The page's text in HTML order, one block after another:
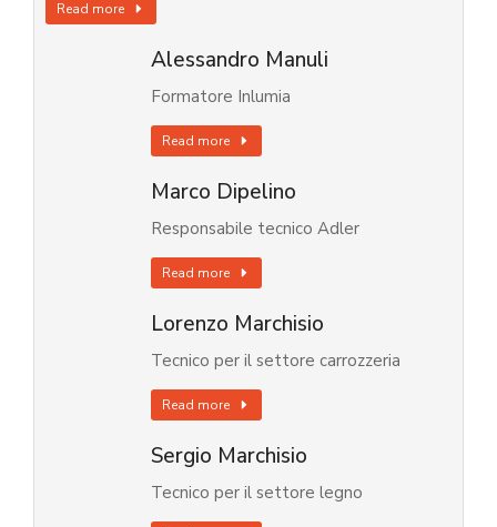
Read more
Alessandro Manuli
Formatore Inlumia
Read more
Marco Dipelino
Responsabile tecnico Adler
Read more
Lorenzo Marchisio
Tecnico per il settore carrozzeria
Read more
Sergio Marchisio
Tecnico per il settore legno